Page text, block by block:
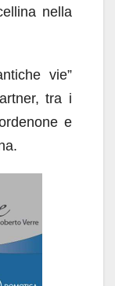
nella
vie”
tra i
e